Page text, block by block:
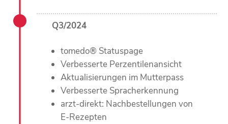
Q3/2024
tomedo® Statuspage
Verbesserte Perzentilenansicht
Aktualisierungen im Mutterpass
Verbesserte Spracherkennung
arzt-direkt: Nachbestellungen von
E-Rezepten